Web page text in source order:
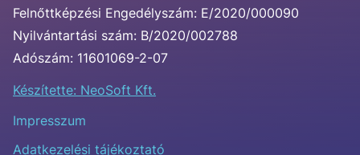
Felnőttképzési Engedélyszám: E/2020/000090
Nyilvántartási szám: B/2020/002788
Adószám: 11601069-2-07
Készítette: NeoSoft Kft.
Impresszum
Adatkezelési tájékoztató